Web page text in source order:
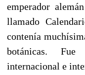
emperador
llamado
contenía
botánicas. Fue
internacional e